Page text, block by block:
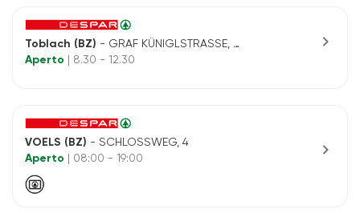
Toblach (BZ) - GRAF KÜNIGLSTRASSE, 3/7
Aperto
| 8.30 - 12.30
chevron_right
VOELS (BZ) - SCHLOSSWEG, 4
Aperto
| 08:00 - 19:00 chevron_right